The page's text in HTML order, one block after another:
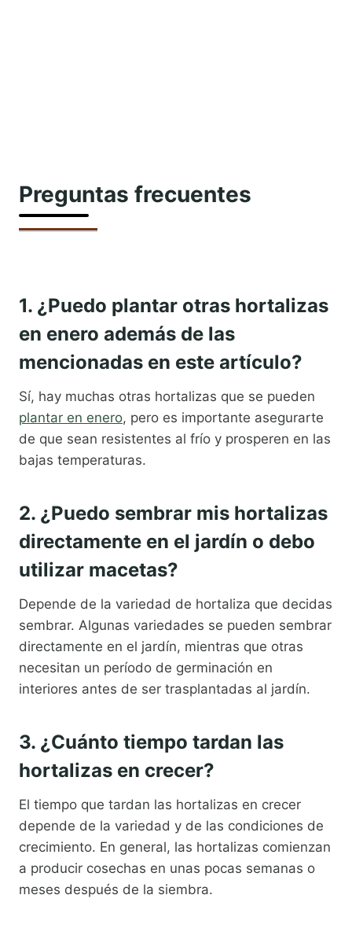
Preguntas frecuentes
1. ¿Puedo plantar otras hortalizas
en enero además de las
mencionadas en este artículo?
Sí, hay muchas otras hortalizas que se pueden
plantar en enero, pero es importante asegurarte
de que sean resistentes al frío y prosperen en las
bajas temperaturas.
2. ¿Puedo sembrar mis hortalizas
directamente en el jardín o debo
utilizar macetas?
Depende de la variedad de hortaliza que decidas
sembrar. Algunas variedades se pueden sembrar
directamente en el jardín, mientras que otras
necesitan un período de germinación en
interiores antes de ser trasplantadas al jardín.
3. ¿Cuánto tiempo tardan las
hortalizas en crecer?
El tiempo que tardan las hortalizas en crecer
depende de la variedad y de las condiciones de
crecimiento. En general, las hortalizas comienzan
a producir cosechas en unas pocas semanas o
meses después de la siembra.